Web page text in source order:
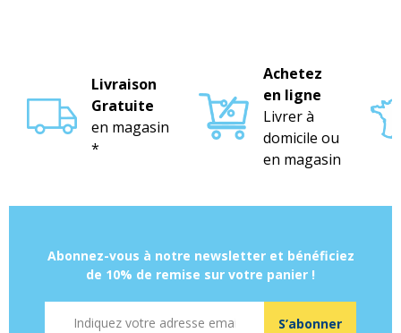
Livraison
Gratuite
en magasin
*
Achetez
en ligne
Livrer à
domicile ou
en magasin
Abonnez-vous à notre newsletter et bénéficiez
de 10% de remise sur votre panier !
S’abonner